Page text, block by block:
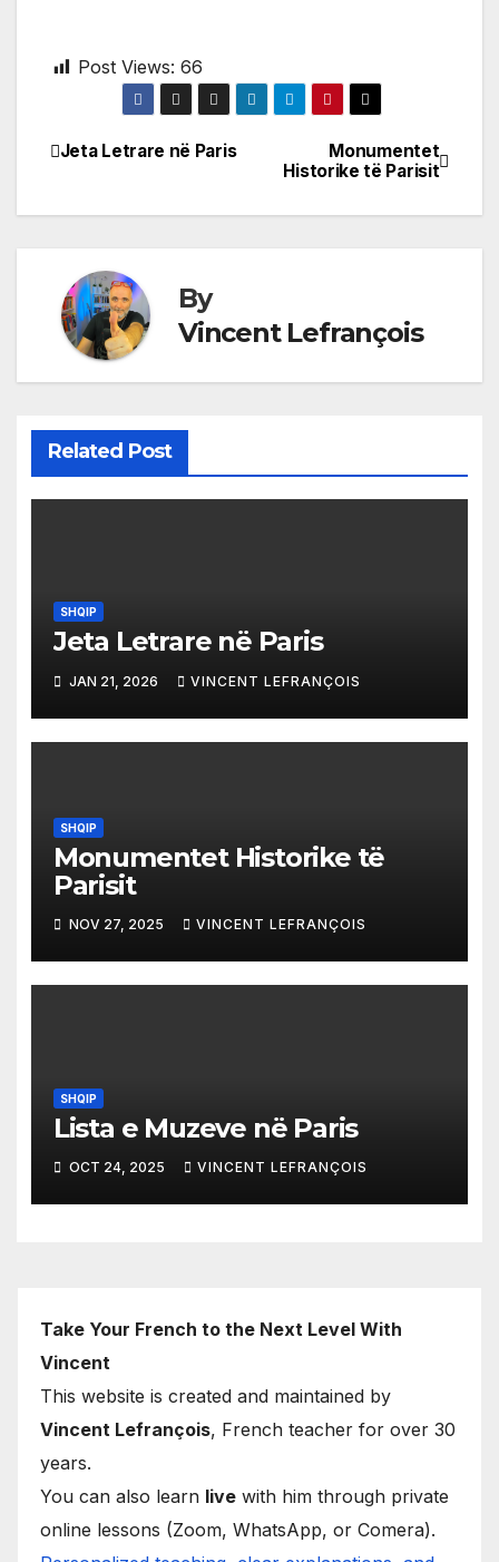
Post Views: 66
Post
navigation
Monumentet
Historike të Parisit
Jeta Letrare në Paris
By
Vincent Lefrançois
Related Post
SHQIP
Jeta Letrare në Paris
JAN 21, 2026 VINCENT LEFRANÇOIS
SHQIP
Monumentet Historike të
Parisit
NOV 27, 2025 VINCENT LEFRANÇOIS
SHQIP
Lista e Muzeve në Paris
OCT 24, 2025 VINCENT LEFRANÇOIS
Take Your French to the Next Level With
Vincent
This website is created and maintained by
Vincent Lefrançois, French teacher for over 30
years.
You can also learn live with him through private
online lessons (Zoom, WhatsApp, or Comera).